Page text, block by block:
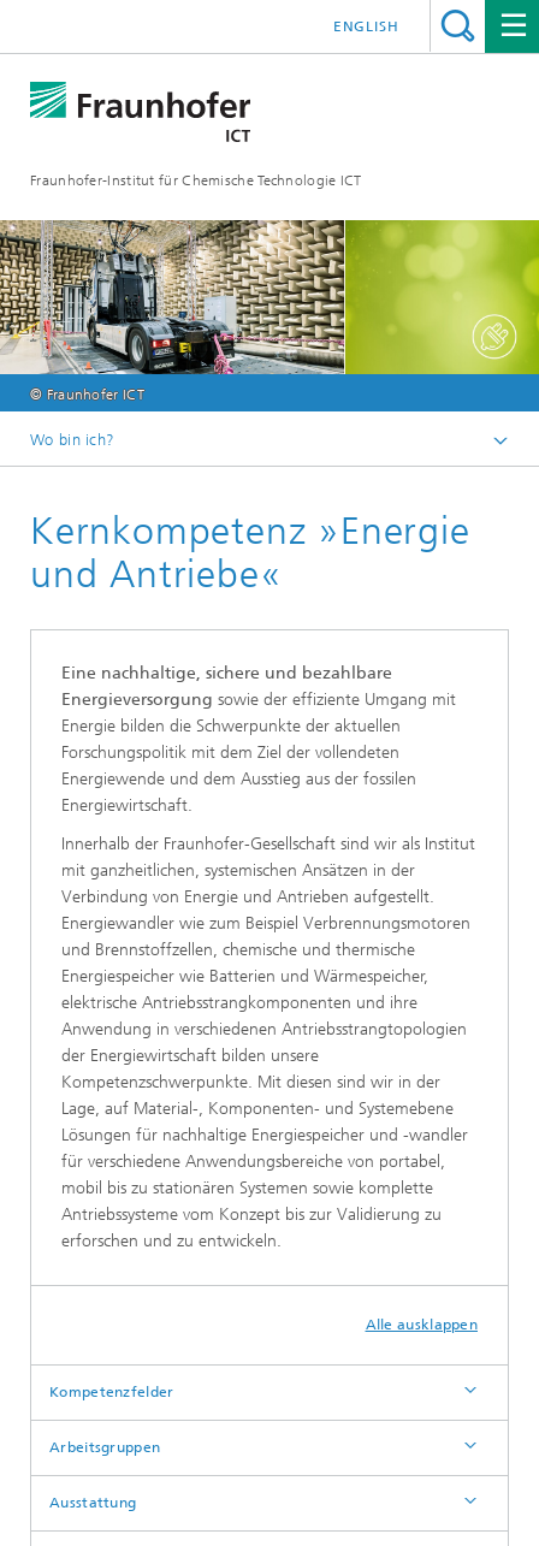
Fraunhofer-Institut für Chemische Technologie ICT
ENGLISH
© Fraunhofer ICT
Wo bin ich?
Forschung & Entwicklung
Kernkompetenz »Energie
und Antriebe«
Eine nachhaltige, sichere und bezahlbare
Energieversorgung sowie der effiziente Umgang mit
Energie bilden die Schwerpunkte der aktuellen
Forschungspolitik mit dem Ziel der vollendeten
Energiewende und dem Ausstieg aus der fossilen
Energiewirtschaft.
Innerhalb der Fraunhofer-Gesellschaft sind wir als Institut
mit ganzheitlichen, systemischen Ansätzen in der
Verbindung von Energie und Antrieben aufgestellt.
Energiewandler wie zum Beispiel Verbrennungsmotoren
und Brennstoffzellen, chemische und thermische
Energiespeicher wie Batterien und Wärmespeicher,
elektrische Antriebsstrangkomponenten und ihre
Anwendung in verschiedenen Antriebsstrangtopologien
der Energiewirtschaft bilden unsere
Kompetenzschwerpunkte. Mit diesen sind wir in der
Lage, auf Material-, Komponenten- und Systemebene
Lösungen für nachhaltige Energiespeicher und -wandler
für verschiedene Anwendungsbereiche von portabel,
mobil bis zu stationären Systemen sowie komplette
Antriebssysteme vom Konzept bis zur Validierung zu
erforschen und zu entwickeln.
Alle ausklappen
Kompetenzfelder
Arbeitsgruppen
Ausstattung